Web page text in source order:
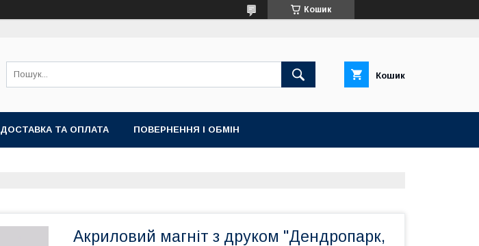
Кошик
Кошик
ДОСТАВКА ТА ОПЛАТА ПОВЕРНЕННЯ І ОБМІН
Акриловий магніт з друком "Дендропарк,